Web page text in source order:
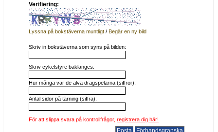
Verifiering:
Lyssna på bokstäverna muntligt /Begär en ny bild
Skriv in bokstäverna som syns på bilden:
Skriv cykelstyre baklänges:
Hur många var de älva dragspelarna (siffror):
Antal sidor på tärning (siffra):
För att slippa svara på kontrollfrågor,registrera dig här!